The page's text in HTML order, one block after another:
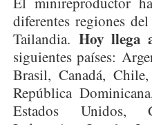
diferentes regiones
Tailandia.Hoy llega
siguientes países:
Brasil, Canadá,
República
Estados Unidos,